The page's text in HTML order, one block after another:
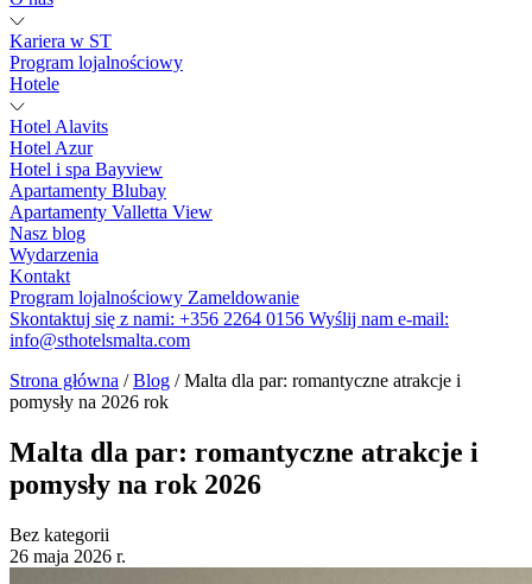
Kariera w ST
Program lojalnościowy
Hotele
Hotel Alavits
Hotel Azur
Hotel i spa Bayview
Apartamenty Blubay
Apartamenty Valletta View
Nasz blog
Wydarzenia
Kontakt
Program lojalnościowy Zameldowanie
Skontaktuj się z nami: +356 2264 0156 Wyślij nam e-mail:
info@sthotelsmalta.com
Strona główna /Blog /Malta dla par: romantyczne atrakcje i
pomysły na 2026 rok
Malta dla par: romantyczne atrakcje i
pomysły na rok 2026
Bez kategorii
26 maja 2026 r.